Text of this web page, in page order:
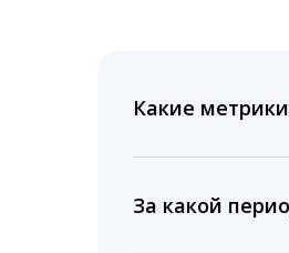
Какие
время для
За какой